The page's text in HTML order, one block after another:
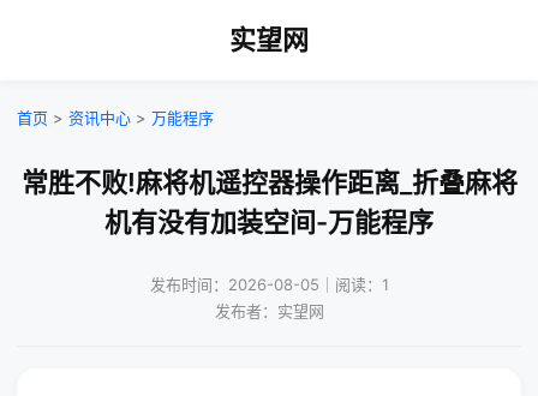
实望网
首页 > 资讯中心 > 万能程序
常胜不败!麻将机遥控器操作距离_折叠麻将
机有没有加装空间-万能程序
发布时间：2026-08-05｜阅读：1
发布者：实望网